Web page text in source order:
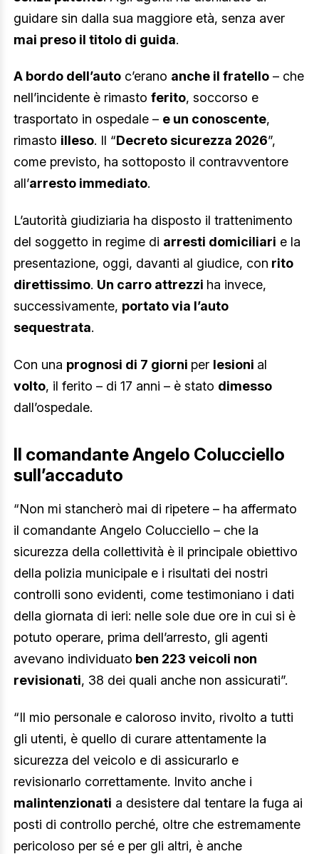
guidare sin dalla sua maggiore età, senza aver
mai preso il titolo di guida.
A bordo dell’auto c’erano anche il fratello – che
nell’incidente è rimasto ferito, soccorso e
trasportato in ospedale – e un conoscente,
rimasto illeso. Il “Decreto sicurezza 2026”,
come previsto, ha sottoposto il contravventore
all’arresto immediato.
L’autorità giudiziaria ha disposto il trattenimento
del soggetto in regime di arresti domiciliari e la
presentazione, oggi, davanti al giudice, con rito
direttissimo. Un carro attrezzi ha invece,
successivamente, portato via l’auto
sequestrata.
Con una prognosi di 7 giorni per lesioni al
volto, il ferito – di 17 anni – è stato dimesso
dall’ospedale.
Il comandante Angelo Colucciello
sull’accaduto
“Non mi stancherò mai di ripetere – ha affermato
il comandante Angelo Colucciello – che la
sicurezza della collettività è il principale obiettivo
della polizia municipale e i risultati dei nostri
controlli sono evidenti, come testimoniano i dati
della giornata di ieri: nelle sole due ore in cui si è
potuto operare, prima dell’arresto, gli agenti
avevano individuato ben 223 veicoli non
revisionati, 38 dei quali anche non assicurati”.
“Il mio personale e caloroso invito, rivolto a tutti
gli utenti, è quello di curare attentamente la
sicurezza del veicolo e di assicurarlo e
revisionarlo correttamente. Invito anche i
malintenzionati a desistere dal tentare la fuga ai
posti di controllo perché, oltre che estremamente
pericoloso per sé e per gli altri, è anche